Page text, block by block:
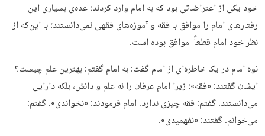
خود یکی از اعتراضاتی بود که به امام وارد کردند؛ عده‌ی بسیاری این
رفتارهای امام را موافق با فقه و آموزه‌های فقهی نمی‌دانستند؛ با این‌که از
نظر خود امام قطعاً موافق بوده است.
نوه امام در یک خاطره‌ای از امام گفت: به امام گفتم: بهترین علم چیست؟
ایشان گفتند: «فقه»؛ زیرا امام عرفان را نه علم و دانش، بلکه دارایی
می‌دانستند. گفتم: فقه چیزی ندارد. امام فرمودند: «نخواندی». گفتم:
می‌خوانم. گفتند: «نفهمیدی».